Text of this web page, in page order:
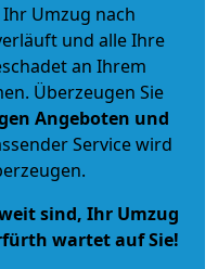
Umzug nach
und alle Ihre
an Ihrem
Überzeugen Sie
Angeboten und
Service wird
sind, Ihr Umzug
wartet auf Sie!